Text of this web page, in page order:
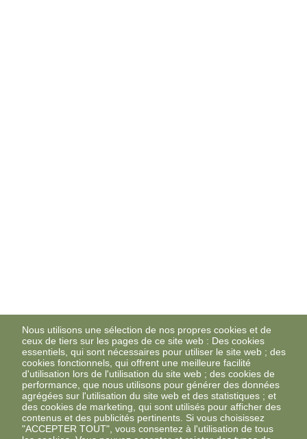
Nous utilisons une sélection de nos propres cookies et de
ceux de tiers sur les pages de ce site web : Des cookies
essentiels, qui sont nécessaires pour utiliser le site web ; des
cookies fonctionnels, qui offrent une meilleure facilité
d'utilisation lors de l'utilisation du site web ; des cookies de
performance, que nous utilisons pour générer des données
agrégées sur l'utilisation du site web et des statistiques ; et
des cookies de marketing, qui sont utilisés pour afficher des
contenus et des publicités pertinents. Si vous choisissez
"ACCEPTER TOUT", vous consentez à l'utilisation de tous